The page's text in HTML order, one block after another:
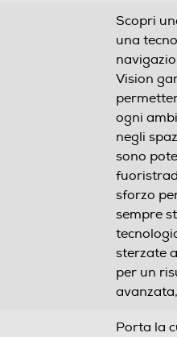
Scopri
una
Vision
ogni
negli spazi
sono
sforzo
sempre stabilità
sterzate
per un
Porta la